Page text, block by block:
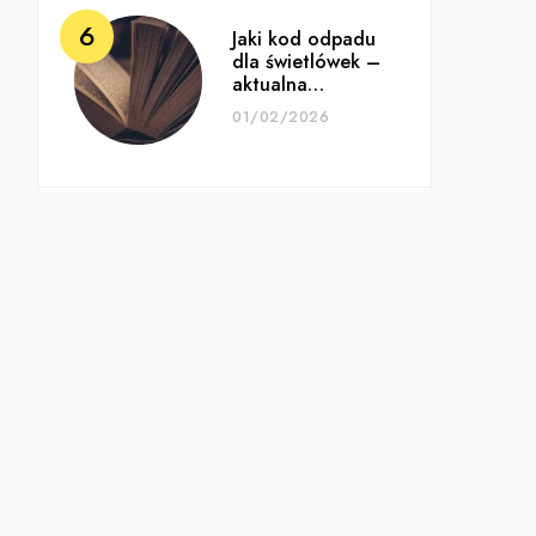
Jaki kod odpadu
dla świetlówek –
aktualna…
01/02/2026